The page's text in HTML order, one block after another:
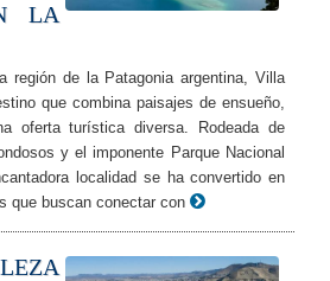
LA
región de la Patagonia argentina, Villa
que combina paisajes de ensueño,
oferta turística diversa. Rodeada de
y el imponente Parque Nacional
localidad se ha convertido en
que buscan conectar con